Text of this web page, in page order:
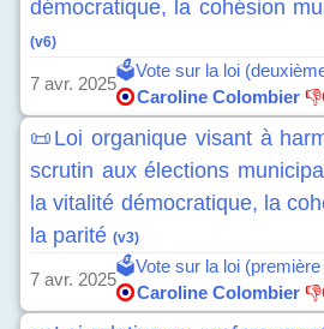
démocratique, la cohésion
(v6)
7 avr. 2025
🗳️Vote sur la loi
Caroline Colombier
📜Loi organique visant à
scrutin aux élections
la vitalité démocratique, la
la parité (v3)
7 avr. 2025
🗳️Vote sur la loi (première
Caroline Colombier